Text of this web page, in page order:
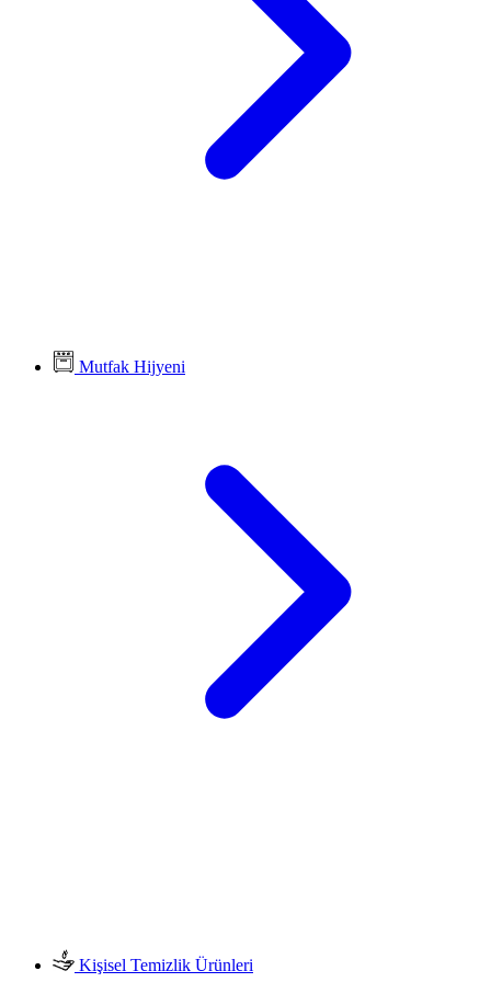
Mutfak Hijyeni
Kişisel Temizlik Ürünleri